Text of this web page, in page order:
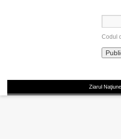
Codul
Ziarul